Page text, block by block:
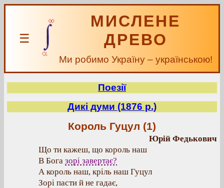
☰
МИСЛЕНЕ
ДРЕВО
Ми робимо Україну – українською!
Поезії
Дикі думи (1876 р.)
Король Гуцул (1)
Юрій Федькович
Що ти кажеш, що король наш
В Бога зорі завертає?
А король наш, кріль наш Гуцул
Зорі пасти й не гадає,